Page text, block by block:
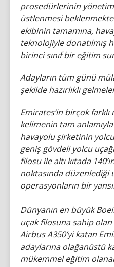
prosedürlerinin
üstlenmesi
ekibinin tamamına,
teknolojiyle donatılmış
birinci sınıf bir eğitim
Adayların tüm günü
şekilde hazırlıklı
Emirates’in birçok
kelimenin tam
havayolu şirketinin
geniş gövdeli yolcu
filosu ile altı kıtada
noktasında düzenlediği
operasyonların bir
Dünyanın en büyük
uçak filosuna sahip
Airbus A350’yi katan
adaylarına olağanüstü
mükemmel eğitim